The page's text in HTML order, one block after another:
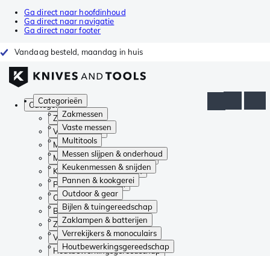
Ga direct naar hoofdinhoud
Ga direct naar navigatie
Ga direct naar footer
Vandaag besteld, maandag in huis
Categorieën
Zakmessen
Vaste messen
Multitools
Messen slijpen & onderhoud
Keukenmessen & snijden
Pannen & kookgerei
Outdoor & gear
Bijlen & tuingereedschap
Zaklampen & batterijen
Verrekijkers & monoculairs
Houtbewerkingsgereedschap
Categorieën
Zakmessen
Vaste messen
Multitools
Messen slijpen & onderhoud
Keukenmessen & snijden
Pannen & kookgerei
Outdoor & gear
Bijlen & tuingereedschap
Zaklampen & batterijen
Verrekijkers & monoculairs
Houtbewerkingsgereedschap